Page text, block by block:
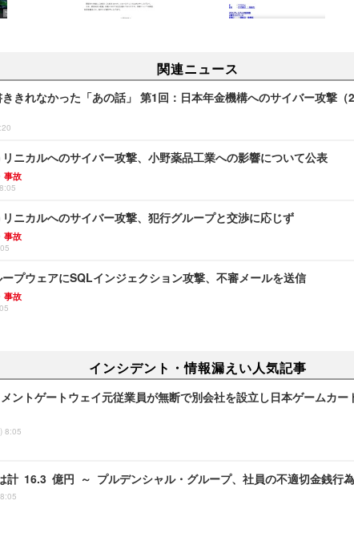
関連ニュース
きれなかった「あの話」 第1回：日本年金機構へのサイバー攻撃（
ニカルへのサイバー攻撃、小野薬品工業への影響について公表
事故
ニカルへのサイバー攻撃、犯⾏グループと交渉に応じず
事故
プウェアにSQLインジェクション攻撃、不審メールを送信
事故
インシデント・情報漏えい人気記事
ントゲートウェイ元従業員が無断で別会社を設立し日本ゲームカー
8:05
計 16.3 億円 ～ プルデンシャル・グループ、社員の不適切金銭行